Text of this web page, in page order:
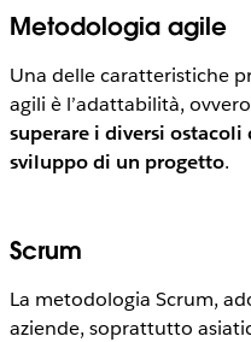
Metodologia agile
Una delle caratteristiche
agili è l’adattabilità, ovvero
superare i diversi ostacoli
sviluppo di un progetto.
Scrum
La metodologia Scrum,
aziende, soprattutto